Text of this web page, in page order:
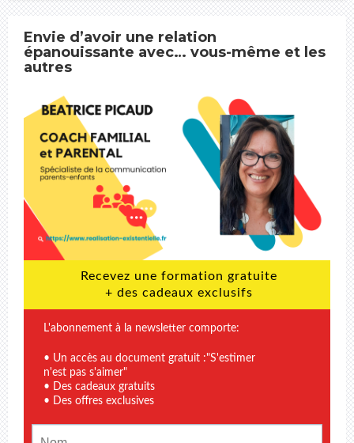
Envie d’avoir une relation
épanouissante avec… vous-même et les
autres